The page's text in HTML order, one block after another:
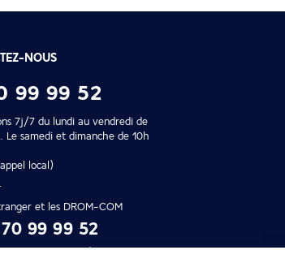
NOUS
99 99 52
7j/7 du lundi au vendredi de
Le samedi et dimanche de 10h
local)
et les DROM-COM
99 99 52